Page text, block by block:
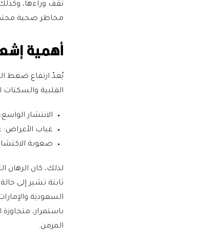
تقف وراءها،
مخاطر صحية
أهمية
يُعدّ ارتفاع ضغط
القلبية والسكتات
الانتشار الواسع:
غياب الأعراض:
صعوبة
لذلك، كان الرهان
السعودية
باستمرار،
المزمن.